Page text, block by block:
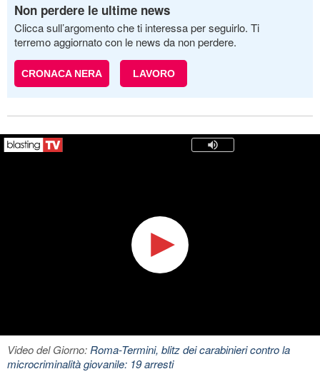
Non perdere le ultime news
Clicca sull’argomento che ti interessa per seguirlo. Ti
terremo aggiornato con le news da non perdere.
CRONACA NERA LAVORO
Video del Giorno:Roma-Termini, blitz dei carabinieri contro la
microcriminalità giovanile: 19 arresti